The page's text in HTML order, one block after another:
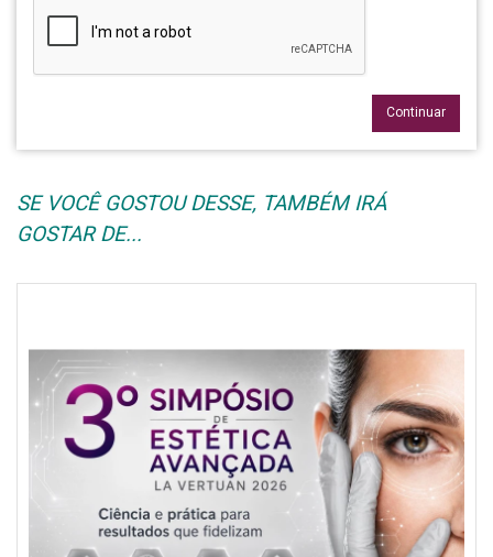
Continuar
SE VOCÊ GOSTOU DESSE, TAMBÉM IRÁ
GOSTAR DE...